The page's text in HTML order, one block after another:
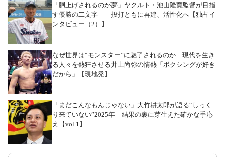
「胴上げされるのが夢」ヤクルト・池山隆寛監督が目指
す優勝の二文字――投打ともに再建、活性化へ【独占イ
ンタビュー（2）】
なぜ世界は“モンスター”に魅了されるのか 現代を生き
る人々を熱狂させる井上尚弥の情熱「ボクシングが好き
だから」【現地発】
「まだこんなもんじゃない」大竹耕太郎が語る“しっく
り来ていない”2025年 結果の裏に芽生えた確かな手応
え【vol.1】